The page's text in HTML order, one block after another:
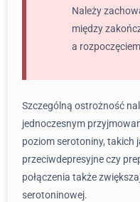
Należy
między
a
Szczególną ostrożność
jednoczesnym
poziom serotoniny, takich
przeciwdepresyjne czy
połączenia także
serotoninowej.